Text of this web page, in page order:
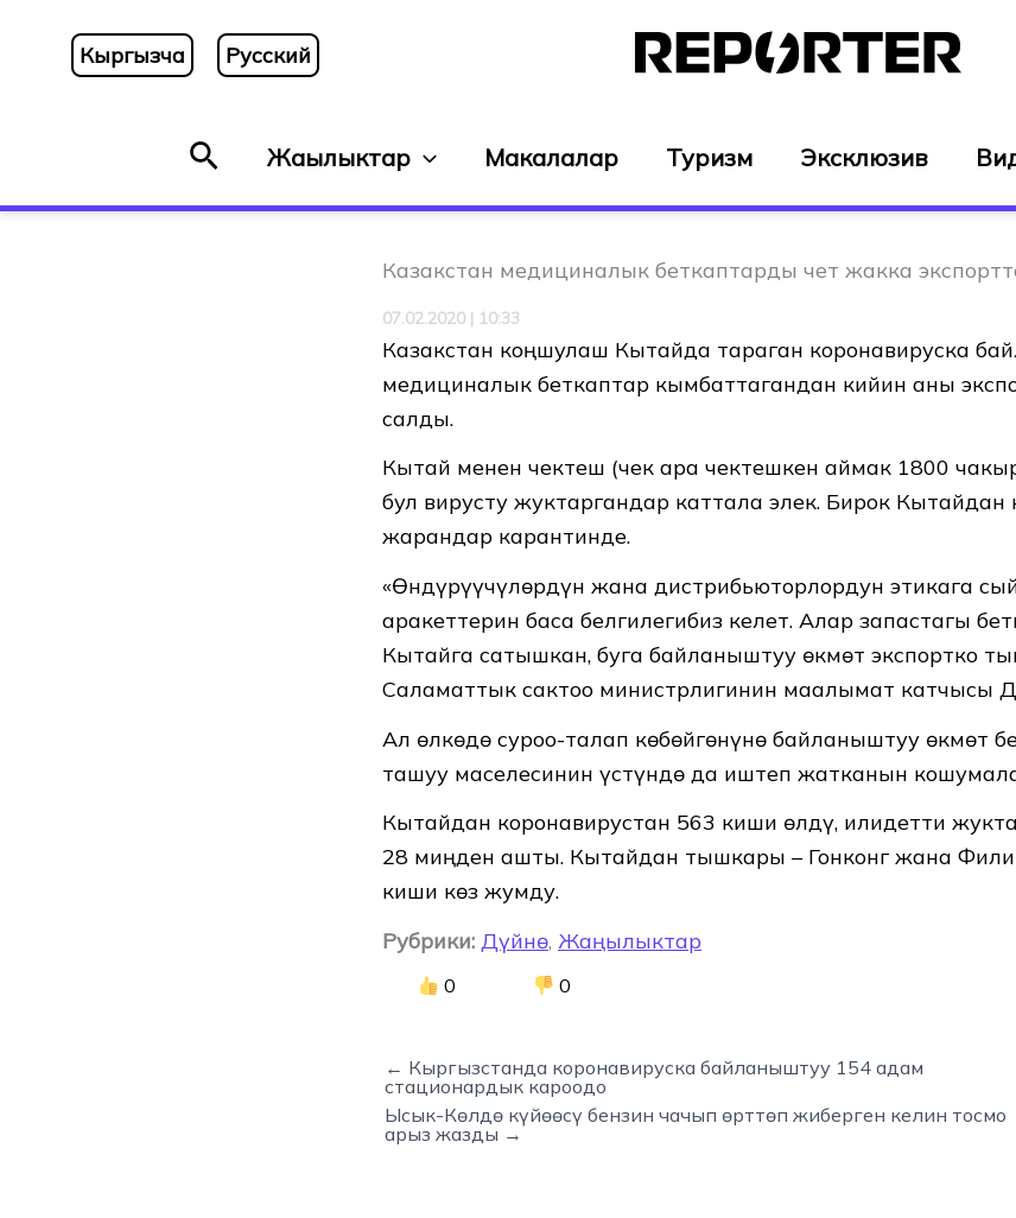
content
Кыргызча Русский
SearchЖаңылыктар Макалалар Туризм Эксклюзив
Казакстан медициналык беткаптарды чет жакка
07.02.2020 | 10:33
Казакстан коңшулаш Кытайда тараган коронавируска
медициналык беткаптар кымбаттагандан кийин аны
салды.
Кытай менен чектеш (чек ара чектешкен аймак 1800
бул вирусту жуктаргандар каттала элек. Бирок Кытайдан
жарандар карантинде.
«Өндүрүүчүлөрдүн жана дистрибьюторлордун этикага
аракеттерин баса белгилегибиз келет. Алар запастагы
Кытайга сатышкан, буга байланыштуу өкмөт экспортко
Саламаттык сактоо министрлигинин маалымат катчысы
Ал өлкөдө суроо-талап көбөйгөнүнө байланыштуу өкмөт
ташуу маселесинин үстүндө да иштеп жатканын
Кытайдан коронавирустан 563 киши өлдү, илидетти
28 миңден ашты. Кытайдан тышкары – Гонконг жана
киши көз жумду.
Рубрики: Дүйнө, Жаңылыктар
0 0
← Кыргызстанда коронавируска байланыштуу 154 адам
стационардык кароодо
Ысык-Көлдө күйөөсү бензин чачып өрттөп жиберген келин тосмо
арыз жазды →